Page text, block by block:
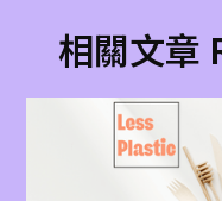
相關文章